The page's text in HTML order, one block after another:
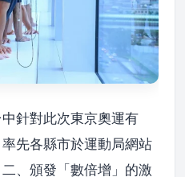
針對此次東京奧運有
率先各縣市於運動局網站
、頒發「數倍增」的激